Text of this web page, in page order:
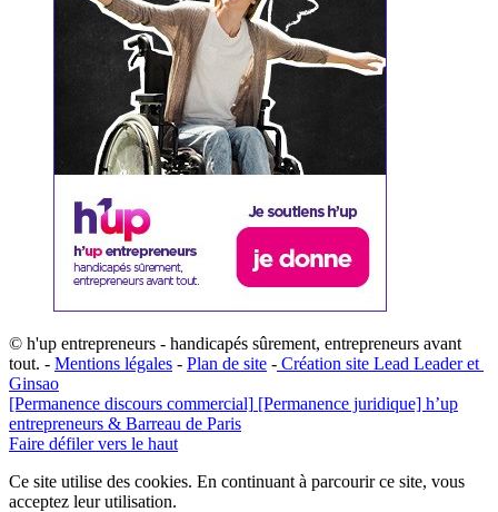
© h'up entrepreneurs - handicapés sûrement, entrepreneurs avant
tout. - Mentions légales - Plan de site - ​Création site ​​Lead Leader​ et ​
G​insao
[Permanence discours commercial] [Permanence juridique] h’up
entrepreneurs & Barreau de Paris
Faire défiler vers le haut
Ce site utilise des cookies. En continuant à parcourir ce site, vous
acceptez leur utilisation.